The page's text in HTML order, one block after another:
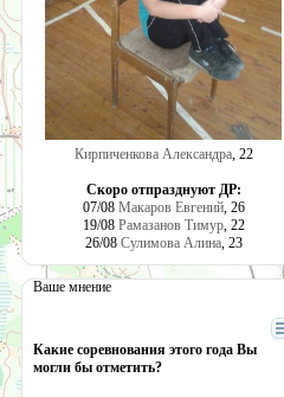
Кирпиченкова Александра, 22
Скоро отпразднуют ДР:
07/08 Макаров Евгений, 26
19/08 Рамазанов Тимур, 22
26/08 Сулимова Алина, 23
Ваше мнение
Какие соревнования этого года Вы
могли бы отметить?